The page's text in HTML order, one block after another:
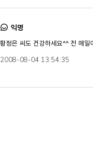
익명
황정은 씨도 건강하세요^^ 전 매일
2008-08-04 13:54:35